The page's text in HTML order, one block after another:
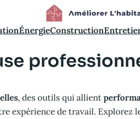
ÉnergieConstruction
, des outils qui allient
expérience de travail. Explorez